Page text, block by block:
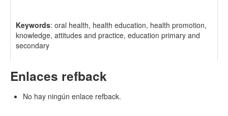
Keywords: oral health, health education, health promotion,
knowledge, attitudes and practice, education primary and
secondary
Enlaces refback
No hay ningún enlace refback.